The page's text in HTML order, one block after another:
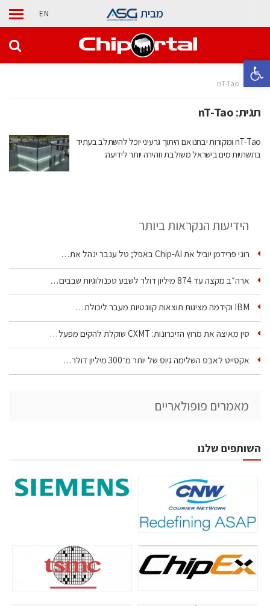
פתח סרגל נגישות
מבית EN
בית nT-Tao
תגית:nT-Tao
nT-Tao ומקורות יבחנו אם היתוך גרעיני יוכל להשתלב בעתיד
בתשתיות מים בישראל משולבת וזהירה יותר לידיעה:
הידיעות הנקראות ביותר
רוני פרידמן יוביל את Chip‑AI באפל; טל ענבר ינהל את…
ארה״ב מקצה עד 874 מיליון דולר לשבע טכנולוגיות שבבים…
IBM וקידמה מציגות תוצאות קוונטיות מעבר ליכולת…
סין מאיצה את מרוץ הזיכרונות: CXMT שוקלת להקים מפעל…
אקסייט לאבס השלימה גיוס של יותר מ־300 מיליון דולר…
מאמרים פופולאריים
השותפים שלנו